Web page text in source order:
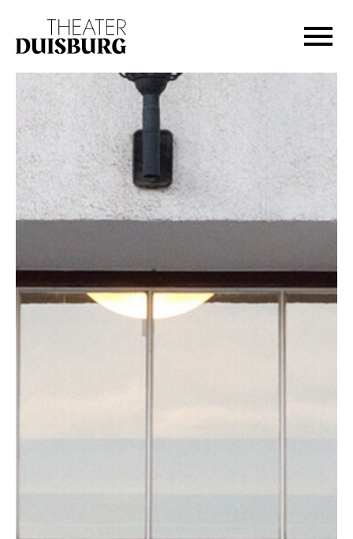
Zur Hauptnavigation springen
Zum Footer springen